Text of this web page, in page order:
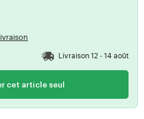
Livraison 12 - 14 août
cet article seul